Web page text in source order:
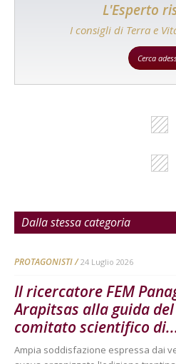
L'Esperto
I consigli di Terra e
Cerca
Dalla stessa categoria
PROTAGONISTI 24 Luglio 2026
Il ricercatore FEM
Arapitsas alla guida del
comitato scientifico
Ampia soddisfazione espressa dai